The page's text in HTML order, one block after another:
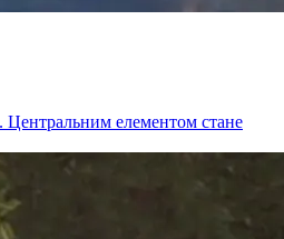
Центральним елементом стане